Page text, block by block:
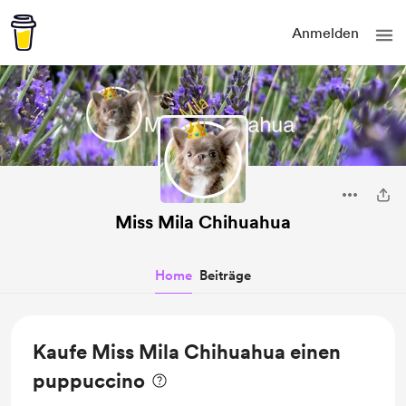
Anmelden
Miss Mila Chihuahua
Home Beiträge
Kaufe Miss Mila Chihuahua einen
puppuccino